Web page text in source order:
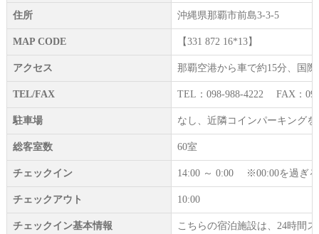
住所 沖縄県那覇市前島3-3-5
MAP CODE 【331 872 16*13】
アクセス 那覇空港から車で約15分、国
TEL/FAX TEL：098-988-4222 FAX：
駐車場 なし、近隣コインパーキング
総客室数 60室
チェックイン 14:00 ～ 0:00 ※00:00を過ぎ
チェックアウト 10:00
チェックイン基本情報 こちらの宿泊施設は、24時間